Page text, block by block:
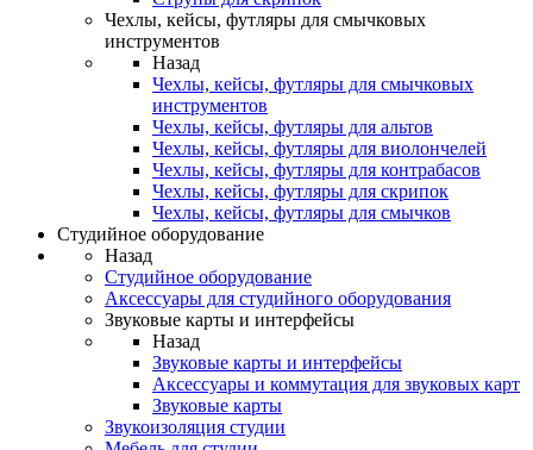
Чехлы, кейсы, футляры для смычковых
инструментов
Назад
Чехлы, кейсы, футляры для смычковых
инструментов
Чехлы, кейсы, футляры для альтов
Чехлы, кейсы, футляры для виолончелей
Чехлы, кейсы, футляры для контрабасов
Чехлы, кейсы, футляры для скрипок
Чехлы, кейсы, футляры для смычков
Студийное оборудование
Назад
Студийное оборудование
Аксессуары для студийного оборудования
Звуковые карты и интерфейсы
Назад
Звуковые карты и интерфейсы
Аксессуары и коммутация для звуковых карт
Звуковые карты
Звукоизоляция студии